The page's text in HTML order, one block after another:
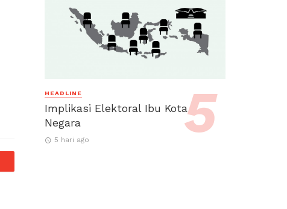
HEADLINE
Implikasi Elektoral Ibu Kota
Negara
5 hari ago